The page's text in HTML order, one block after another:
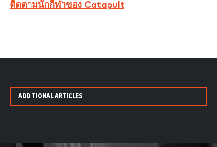
ติดตามนักกีฬาของ Catapult
ADDITIONAL ARTICLES